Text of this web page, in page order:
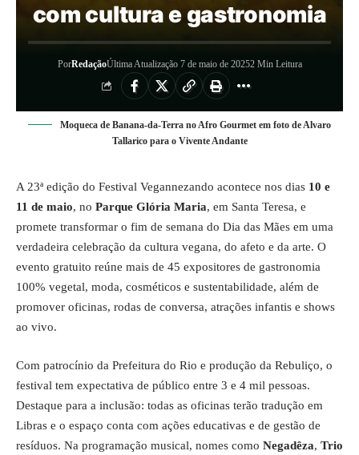
com cultura e gastronomia
PorRedaçãoÚltima Atualização 7 de maio de 20252 Min Leitura
Moqueca de Banana-da-Terra no Afro Gourmet em foto de Alvaro
Tallarico para o Vivente Andante
A 23ª edição do Festival Vegannezando acontece nos dias 10 e
11 de maio, no Parque Glória Maria, em Santa Teresa, e
promete transformar o fim de semana do Dia das Mães em uma
verdadeira celebração da cultura vegana, do afeto e da arte. O
evento gratuito reúne mais de 45 expositores de gastronomia
100% vegetal, moda, cosméticos e sustentabilidade, além de
promover oficinas, rodas de conversa, atrações infantis e shows
ao vivo.
Com patrocínio da Prefeitura do Rio e produção da Rebuliço, o
festival tem expectativa de público entre 3 e 4 mil pessoas.
Destaque para a inclusão: todas as oficinas terão tradução em
Libras e o espaço conta com ações educativas e de gestão de
resíduos. Na programação musical, nomes como Negadêza, Trio